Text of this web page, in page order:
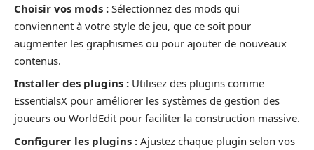
Choisir vos mods : Sélectionnez des mods qui
conviennent à votre style de jeu, que ce soit pour
augmenter les graphismes ou pour ajouter de nouveaux
contenus.
Installer des plugins : Utilisez des plugins comme
EssentialsX pour améliorer les systèmes de gestion des
joueurs ou WorldEdit pour faciliter la construction massive.
Configurer les plugins : Ajustez chaque plugin selon vos